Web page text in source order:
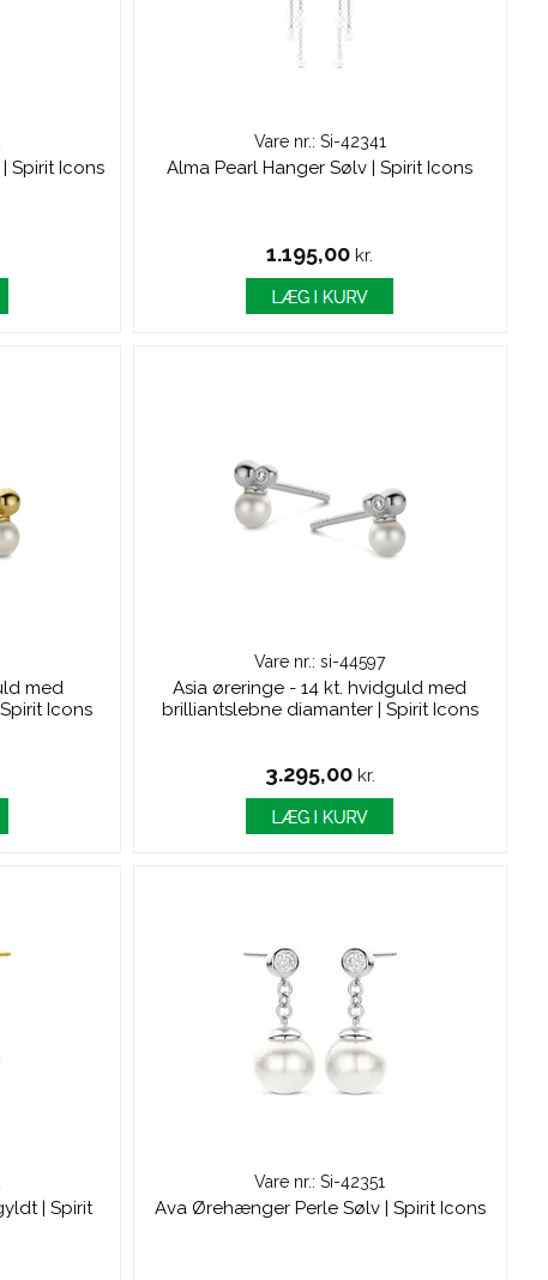
Spirit Icons
Vare nr.: Si-42341
Alma Pearl Hanger Sølv | Spirit Icons
1.195,00kr.
med
Icons
Vare nr.: si-44597
Asia øreringe - 14 kt. hvidguld med
brilliantslebne diamanter | Spirit Icons
3.295,00 kr.
| Spirit
Vare nr.: Si-42351
Ava Ørehænger Perle Sølv | Spirit Icons